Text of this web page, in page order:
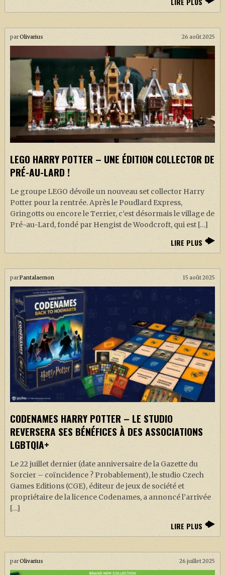
parOlivarius 26 août 2025
LEGO HARRY POTTER – UNE ÉDITION COLLECTOR DE
PRÉ-AU-LARD !
Le groupe LEGO dévoile un nouveau set collector Harry
Potter pour la rentrée. Après le Poudlard Express,
Gringotts ou encore le Terrier, c’est désormais le village de
Pré-au-Lard, fondé par Hengist de Woodcroft, qui est […]
LIRE PLUS
parPantalaemon 15 août 2025
CODENAMES HARRY POTTER – LE STUDIO
REVERSERA SES BÉNÉFICES À DES ASSOCIATIONS
LGBTQIA+
Le 22 juillet dernier (date anniversaire de la Gazette du
Sorcier – coïncidence ? Probablement), le studio Czech
Games Editions (CGE), éditeur de jeux de société et
propriétaire de la licence Codenames, a annoncé l’arrivée
[…]
LIRE PLUS
parOlivarius 26 juillet 2025